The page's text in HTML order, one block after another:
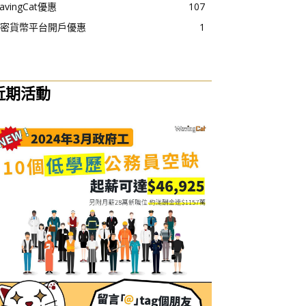
優惠
107
貨幣平台開戶優惠
1
期活動